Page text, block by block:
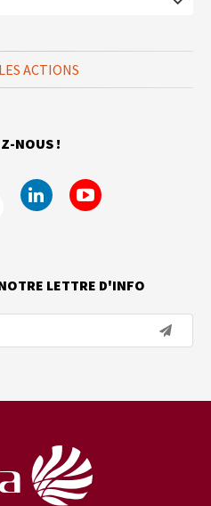
ACTIONS
NOUS !
LETTRE D'INFO